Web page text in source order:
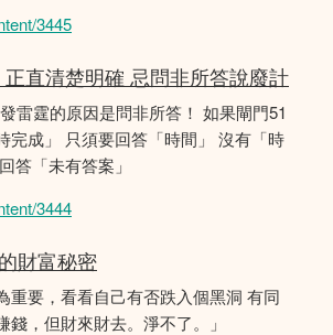
3445
正直清楚明確 忌問非所答說廢計
雷霆的原因是問非所答！ 如果閘門51
完成」 只須要回答「時間」 沒有「時
答「未有答案」
3444
財富秘密
重要，看看自己有否跌入個黑洞 有同
錢，但財來財去。淨不了。」